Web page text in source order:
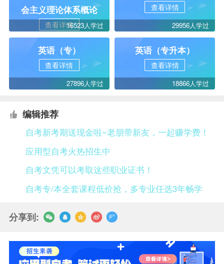
会主义理论体系概论
查看详情16523人学过
查看详情
29956人学过
英语（专）
查看详情
27896人学过
英语（专升本）
查看详情
18866人学过
编辑推荐
自考新考期送现金啦~老朋带新友，一起赚学费！
应用型自考火热招生中
自考文凭可以考取这些职业证书！
自考专/本全套课程低价抢，多专业任选3年畅学
分享到: